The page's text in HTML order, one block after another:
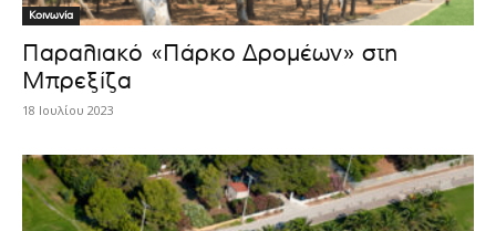
Κοινωνία
Παραλιακό «Πάρκο Δρομέων» στη
Μπρεξίζα
18 Ιουλίου 2023